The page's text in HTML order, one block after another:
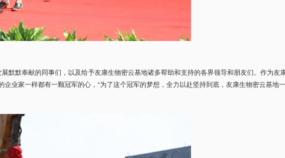
默默奉献的同事们，以及给予友康生物密云基地诸多帮助和支持的各界领导和朋友们。作为友
业家一样都有一颗冠军的心，“为了这个冠军的梦想，全力以赴坚持到底，友康生物密云基地